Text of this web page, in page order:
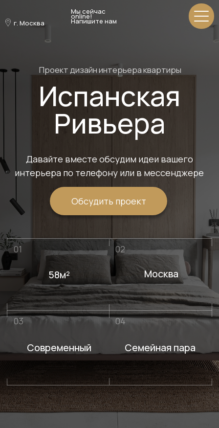
г. Москва
Мы сейчас
online!
Напишите нам
Испанская
Ривьера
01
58м²
Современный Семейная пара
02
03
Давайте вместе обсудим идеи вашего
интерьера по телефону или в мессенджере